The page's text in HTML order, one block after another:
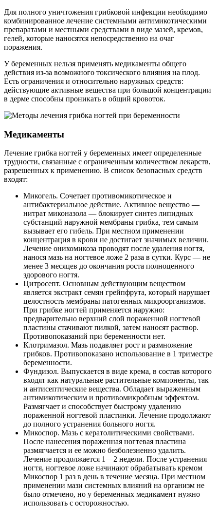
Для полного уничтожения грибковой инфекции необходимо
комбинированное лечение системными антимикотическими
препаратами и местными средствами в виде мазей, кремов,
гелей, которые наносятся непосредственно на очаг
поражения.
У беременных нельзя применять медикаменты общего
действия из-за возможного токсического влияния на плод.
Есть ограничения и относительно наружных средств:
действующие активные вещества при большой концентрации
в дерме способны проникать в общий кровоток.
Медикаменты
Лечение грибка ногтей у беременных имеет определенные
трудности, связанные с ограниченным количеством лекарств,
разрешенных к применению. В список безопасных средств
входят:
Микогель. Сочетает противомикотическое и
антибактериальное действие. Активное вещество —
нитрат миконазола — блокирует синтез липидных
субстанций наружной мембраны грибка, тем самым
вызывает его гибель. При местном применении
концентрация в крови не достигает значимых величин.
Лечение онихомикоза проводят после удаления ногтя,
нанося мазь на ногтевое ложе 2 раза в сутки. Курс — не
менее 3 месяцев до окончания роста полноценного
здорового ногтя.
Цитросепт. Основным действующим веществом
является экстракт семян грейпфрута, который нарушает
целостность мембраны патогенных микроорганизмов.
При грибке ногтей применяется наружно:
предварительно верхний слой пораженной ногтевой
пластины стачивают пилкой, затем наносят раствор.
Противопоказаний при беременности нет.
Клотримазол. Мазь подавляет рост и размножение
грибков. Противопоказано использование в 1 триместре
беременности.
Фундизол. Выпускается в виде крема, в состав которого
входят как натуральные растительные компоненты, так
и антисептические вещества. Обладает выраженным
антимикотическим и противомикробным эффектом.
Размягчает и способствует быстрому удалению
пораженной ногтевой пластинки. Лечение продолжают
до полного устранения больного ногтя.
Микоспор. Мазь с кератолитическими свойствами.
После нанесения пораженная ногтевая пластина
размягчается и ее можно безболезненно удалить.
Лечение продолжается 1—2 недели. После устранения
ногтя, ногтевое ложе начинают обрабатывать кремом
Микоспор 1 раз в день в течение месяца. При местном
применении мази системных влияний на организм не
было отмечено, но у беременных медикамент нужно
использовать с осторожностью.